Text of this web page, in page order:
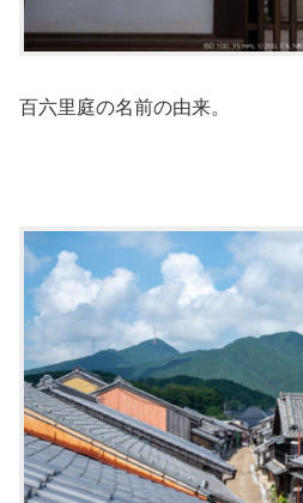
百六里庭の名前の由来。